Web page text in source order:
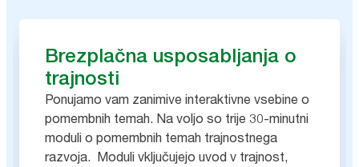
Brezplačna usposabljanja o
trajnosti
Ponujamo vam zanimive interaktivne vsebine o
pomembnih temah. Na voljo so trije 30-minutni
moduli o pomembnih temah trajnostnega
razvoja. Moduli vključujejo uvod v trajnost,